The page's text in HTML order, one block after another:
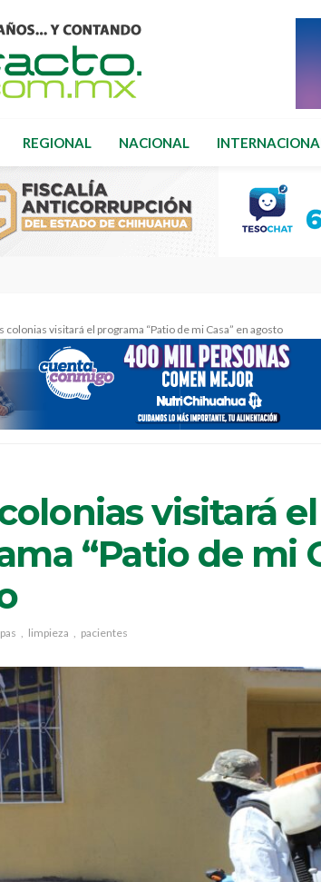
REGIONAL NACIONAL
colonias visitará el programa “Patio de mi Casa” en agosto
visitará el
“Patio de mi
limpieza pacientes